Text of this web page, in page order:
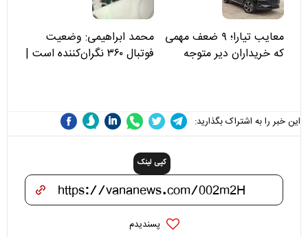
معایب تیارا؛ ۹ ضعف مهمی
که خریداران دیر متوجه
محمد ابراهیمی: وضعیت
فوتبال ۳۶۰ نگران‌کننده است |
این خبر را به اشتراک بگذارید:
کپی لینک
پسندیدم